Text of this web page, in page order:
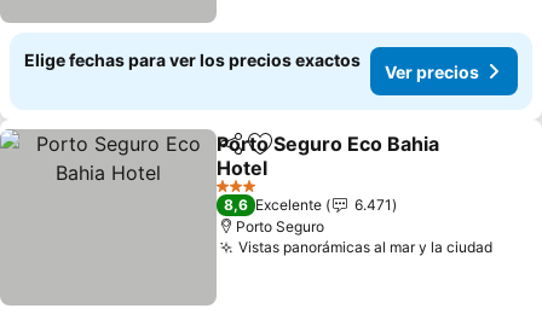
Elige fechas para ver los precios exactos
Ver precios
CompartirAgregar a favoritos
Porto Seguro Eco Bahia
Hotel
3 Estrellas
8,6 Excelente
6.471
Porto Seguro
Vistas panorámicas al mar y la ciudad